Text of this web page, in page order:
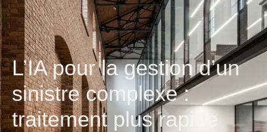
L’IA pour la gestion d’un
sinistre complexe :
traitement plus rapide